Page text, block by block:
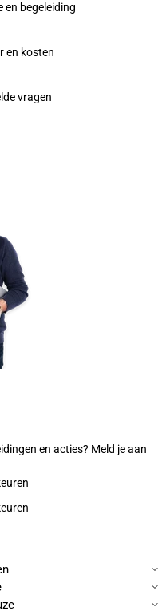
en begeleiding
en kosten
vragen
en acties? Meld je aan